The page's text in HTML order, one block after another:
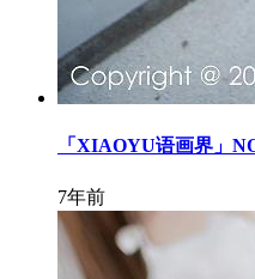
「XIAOYU语画界」
7年前